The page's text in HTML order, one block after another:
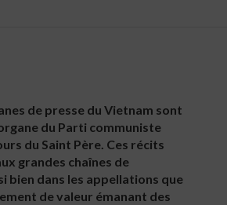
de presse du Vietnam sont
du Parti communiste
du Saint Père. Ces récits
grandes chaînes de
bien dans les appellations que
de valeur émanant des